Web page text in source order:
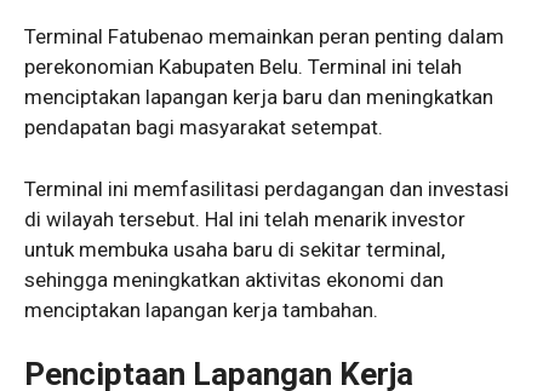
Terminal Fatubenao memainkan peran penting dalam
perekonomian Kabupaten Belu. Terminal ini telah
menciptakan lapangan kerja baru dan meningkatkan
pendapatan bagi masyarakat setempat.
Terminal ini memfasilitasi perdagangan dan investasi
di wilayah tersebut. Hal ini telah menarik investor
untuk membuka usaha baru di sekitar terminal,
sehingga meningkatkan aktivitas ekonomi dan
menciptakan lapangan kerja tambahan.
Penciptaan Lapangan Kerja